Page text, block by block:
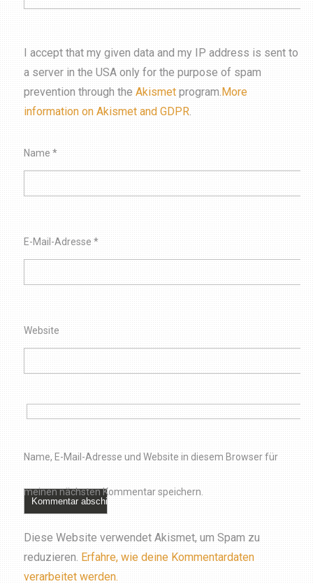
I accept that my given data and my IP address is sent to
a server in the USA only for the purpose of spam
prevention through theAkismet program. More
information on Akismet and GDPR
Name*
E-Mail-Adresse*
Website
Name, E-Mail-Adresse und Website in diesem Browser für
meinen nächsten Kommentar speichern.
Diese Website verwendet Akismet, um Spam zu
reduzieren. Erfahre, wie deine Kommentardaten
verarbeitet werden.